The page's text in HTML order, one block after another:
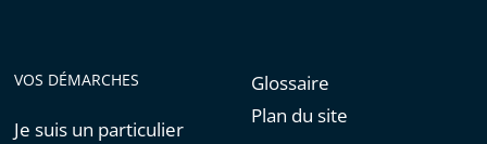
VOS DÉMARCHES
Je suis un particulier
Glossaire
Plan du site